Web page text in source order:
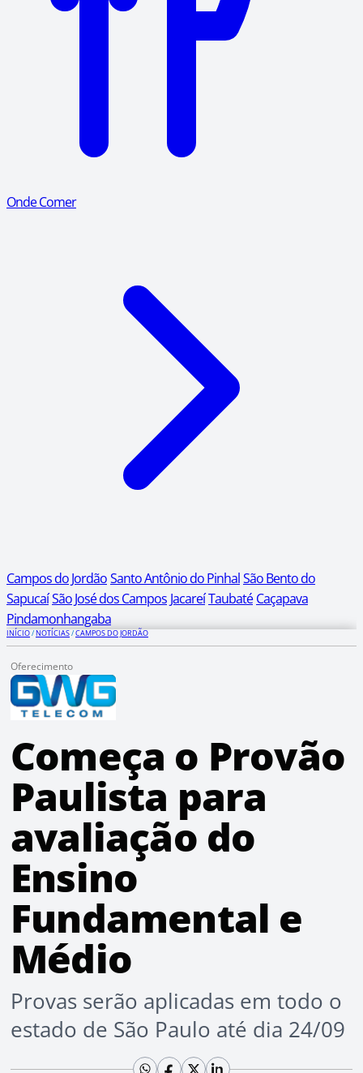
Onde Comer
Campos do JordãoSanto Antônio do PinhalSão Bento do
SapucaíSão José dos Campos JacareíTaubaté Caçapava
Pindamonhangaba
INÍCIO/NOTÍCIAS/CAMPOS DO JORDÃO
Oferecimento
Começa o Provão
Paulista para
avaliação do
Ensino
Fundamental e
Médio
Provas serão aplicadas em todo o
estado de São Paulo até dia 24/09